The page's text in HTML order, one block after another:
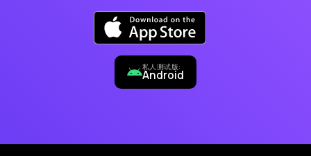
私人测试版:
Android